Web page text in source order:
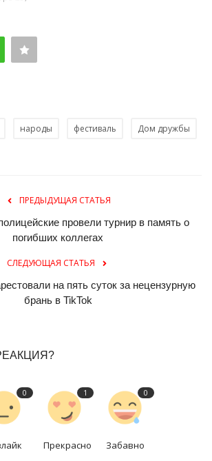
народы фестиваль Дом дружбы
ПРЕДЫДУЩАЯ СТАТЬЯ
провели турнир в память о
погибших коллегах
СЛЕДУЮЩАЯ СТАТЬЯ
на пять суток за нецензурную
брань в TikTok
0 1
Прекрасно
0
Забавно